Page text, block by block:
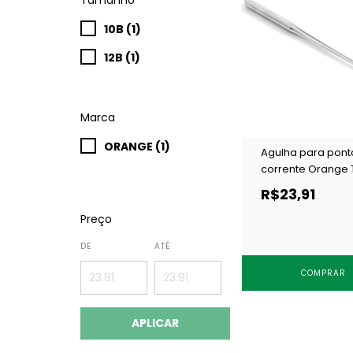
10B (1)
12B (1)
Marca
ORANGE (1)
Preço
DE ATÉ
APLICAR
Agulha para
corrente Orange
c/ 10 un
R$23,91
COMPRAR